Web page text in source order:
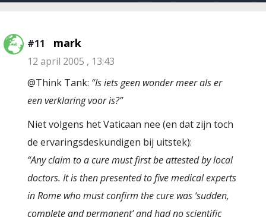
#11 mark
12 april 2005 , 13:43
@Think Tank: “Is iets geen wonder meer als er
een verklaring voor is?”
Niet volgens het Vaticaan nee (en dat zijn toch
de ervaringsdeskundigen bij uitstek):
“Any claim to a cure must first be attested by local
doctors. It is then presented to five medical experts
in Rome who must confirm the cure was ‘sudden,
complete and permanent’ and had no scientific